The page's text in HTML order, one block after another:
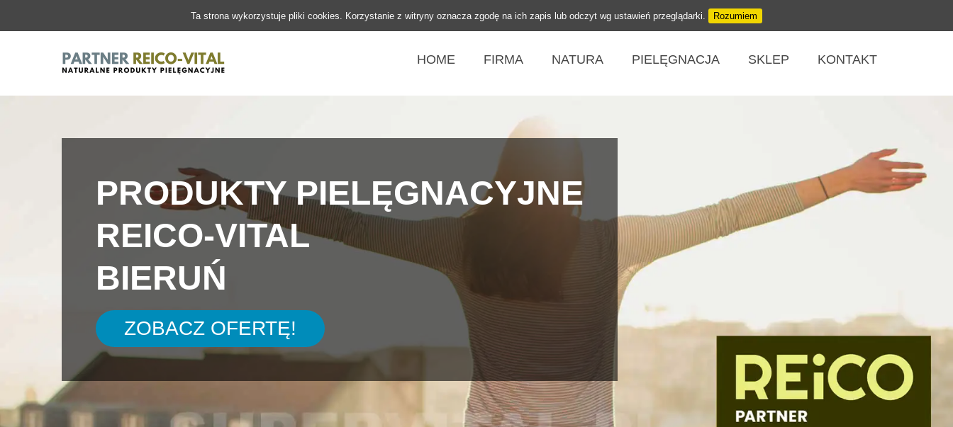
Ta strona wykorzystuje pliki cookies. Korzystanie z witryny oznacza zgodę na ich zapis lub odczyt wg ustawień przeglądarki. Rozumiem
HOME FIRMA NATURA PIELĘGNACJA SKLEP KONTAKT
PRODUKTY PIELĘGNACYJNE
REICO-VITAL
BIERUŃ
ZOBACZ OFERTĘ!